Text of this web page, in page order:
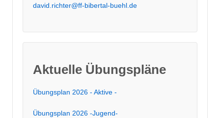
david.richter@ff-bibertal-buehl.de
Aktuelle Übungspläne
Übungsplan 2026 - Aktive -
Übungsplan 2026 -Jugend-